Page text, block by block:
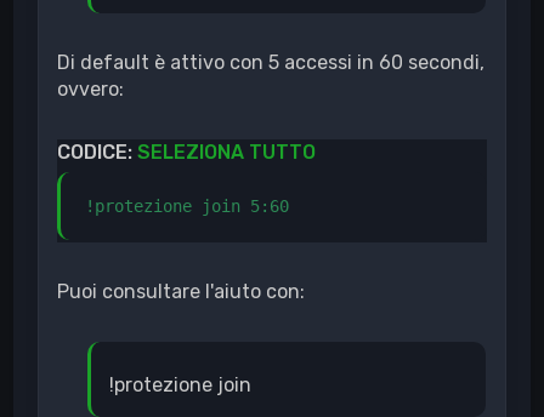
Di default è attivo con 5 accessi in 60 secondi,
ovvero:
CODICE:SELEZIONA TUTTO
!protezione join 5:60
Puoi consultare l'aiuto con:
!protezione join